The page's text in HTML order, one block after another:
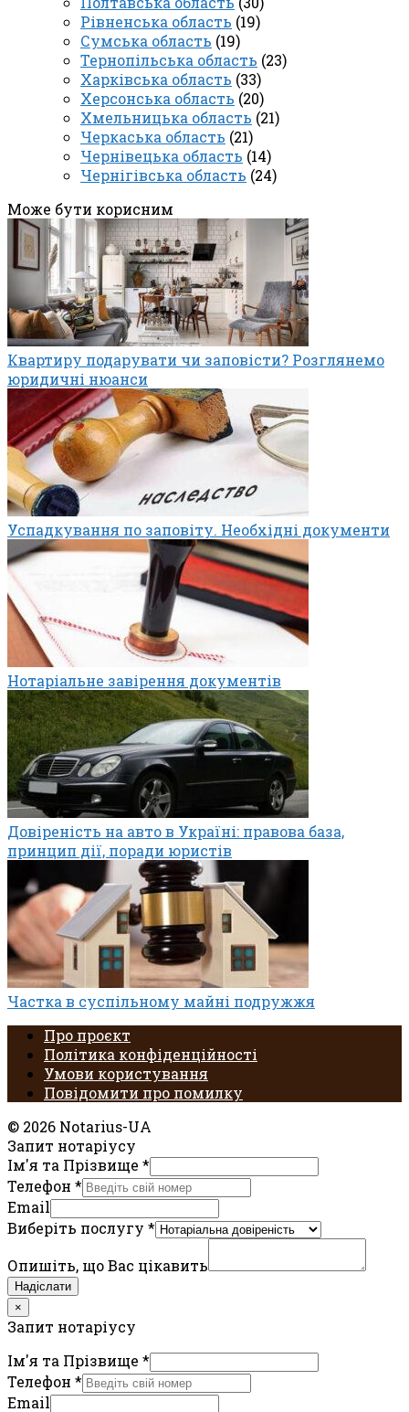
Рівненська область (19)
Сумська область (19)
Тернопільська область (23)
Харківська область (33)
Херсонська область (20)
Хмельницька область (21)
Черкаська область (21)
Чернівецька область (14)
Чернігівська область (24)
Може бути корисним
Квартиру подарувати чи заповісти? Розглянемо
юридичні нюанси
Успадкування по заповіту. Необхідні документи
Нотаріальне завірення документів
Довіреність на авто в Україні: правова база,
принцип дії, поради юристів
Частка в суспільному майні подружжя
Про проєкт
Політика конфіденційності
Умови користування
Повідомити про помилку
© 2026 Notarius-UA
Запит нотаріусу
Ім'я та Прізвище *
Телефон *
Email
Виберіть послугу *
Опишіть, що Вас цікавить
Надіслати
×
Запит нотаріусу
Ім'я та Прізвище *
Телефон *
Email